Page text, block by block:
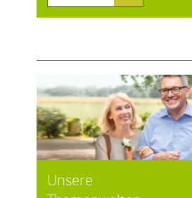
Unsere